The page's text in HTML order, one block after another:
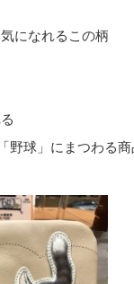
になれるこの柄
野球」にまつわる